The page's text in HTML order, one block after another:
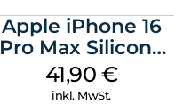
Apple iPhone 16
Pro Max Silicone
Case MagSafe
Ultramarine
41,90 €
inkl. MwSt.